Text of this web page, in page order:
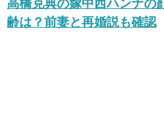
高橋克典の嫁中西ハンナの
齢は？前妻と再婚説も確認